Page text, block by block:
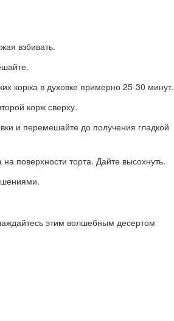
взбивать.
коржа в духовке примерно 25-30 минут.
корж сверху.
и перемешайте до получения гладкой
поверхности торта. Дайте высохнуть.
этим волшебным десертом